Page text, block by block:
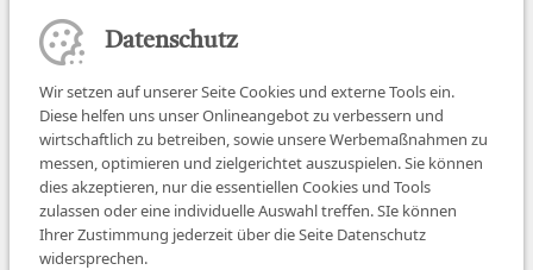
Job finden
Datenschutz
Wir setzen auf unserer Seite Cookies und externe Tools ein.
Diese helfen uns unser Onlineangebot zu verbessern und
wirtschaftlich zu betreiben, sowie unsere Werbemaßnahmen zu
messen, optimieren und zielgerichtet auszuspielen. Sie können
dies akzeptieren, nur die essentiellen Cookies und Tools
zulassen oder eine individuelle Auswahl treffen. SIe können
Ihrer Zustimmung jederzeit über die Seite Datenschutz
widersprechen.